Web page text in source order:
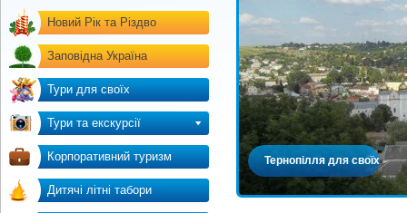
Новий Рік та Різдво
Заповідна Україна
Тури для своїх
Тури та екскурсії
Корпоративний туризм
Дитячі літні табори
Тернопілля для своїх